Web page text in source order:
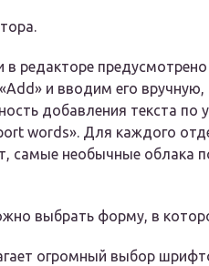
редакторе
и вводим его
добавления текста по
words». Для каждого
самые необычные облака
выбрать форму, в
огромный выбор